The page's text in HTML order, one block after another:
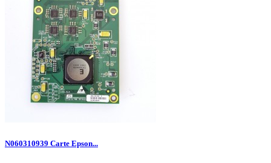
N060310939 Carte Epson...